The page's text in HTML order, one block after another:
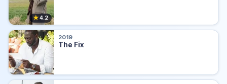
★4.2
2019
The Fix